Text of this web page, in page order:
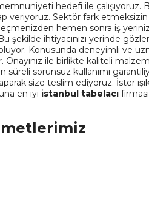
hedefi ile çalışıyoruz.
veriyoruz. Sektör fark etmeksizin
hemen sonra iş
şekilde ihtiyacınızı yerinde
Konusunda deneyimli ve
Onayınız ile birlikte kaliteli
süreli sorunsuz kullanımı
size teslim ediyoruz. İster
en iyi istanbul tabelacı